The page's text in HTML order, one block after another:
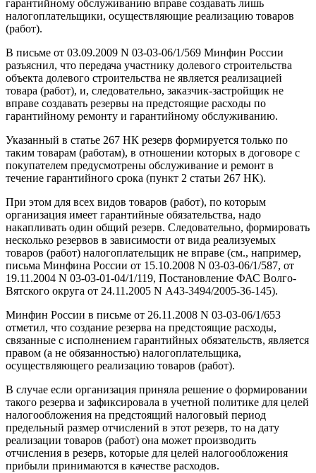
гарантийному обслуживанию вправе создавать лишь
налогоплательщики, осуществляющие реализацию товаров
(работ).
В письме от 03.09.2009 N 03-03-06/1/569 Минфин России
разъяснил, что передача участнику долевого строительства
объекта долевого строительства не является реализацией
товара (работ), и, следовательно, заказчик-застройщик не
вправе создавать резервы на предстоящие расходы по
гарантийному ремонту и гарантийному обслуживанию.
Указанный в статье 267 НК резерв формируется только по
таким товарам (работам), в отношении которых в договоре с
покупателем предусмотрены обслуживание и ремонт в
течение гарантийного срока (пункт 2 статьи 267 НК).
При этом для всех видов товаров (работ), по которым
организация имеет гарантийные обязательства, надо
накапливать один общий резерв. Следовательно, формировать
несколько резервов в зависимости от вида реализуемых
товаров (работ) налогоплательщик не вправе (см., например,
письма Минфина России от 15.10.2008 N 03-03-06/1/587, от
19.11.2004 N 03-03-01-04/1/119, Постановление ФАС Волго-
Вятского округа от 24.11.2005 N А43-3494/2005-36-145).
Минфин России в письме от 26.11.2008 N 03-03-06/1/653
отметил, что создание резерва на предстоящие расходы,
связанные с исполнением гарантийных обязательств, является
правом (а не обязанностью) налогоплательщика,
осуществляющего реализацию товаров (работ).
В случае если организация приняла решение о формировании
такого резерва и зафиксировала в учетной политике для целей
налогообложения на предстоящий налоговый период
предельный размер отчислений в этот резерв, то на дату
реализации товаров (работ) она может производить
отчисления в резерв, которые для целей налогообложения
прибыли принимаются в качестве расходов.